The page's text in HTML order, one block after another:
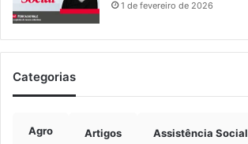
1 de fevereiro de 2026
Categorias
Agro Artigos Assistência Social